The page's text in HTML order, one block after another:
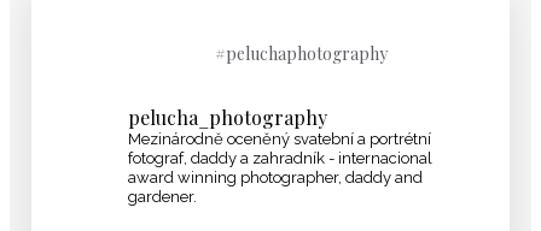
#peluchaphotography
pelucha_photography
Mezinárodně oceněný svatební a portrétní
fotograf, daddy a zahradník - internacional
award winning photographer, daddy and
gardener.